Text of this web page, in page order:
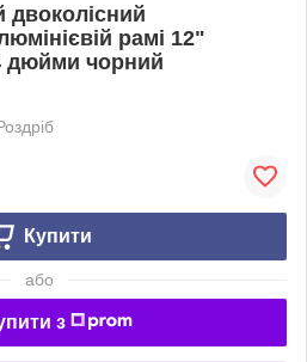
двоколісний
рамі 12"
дюйми чорний
Купити
або
з